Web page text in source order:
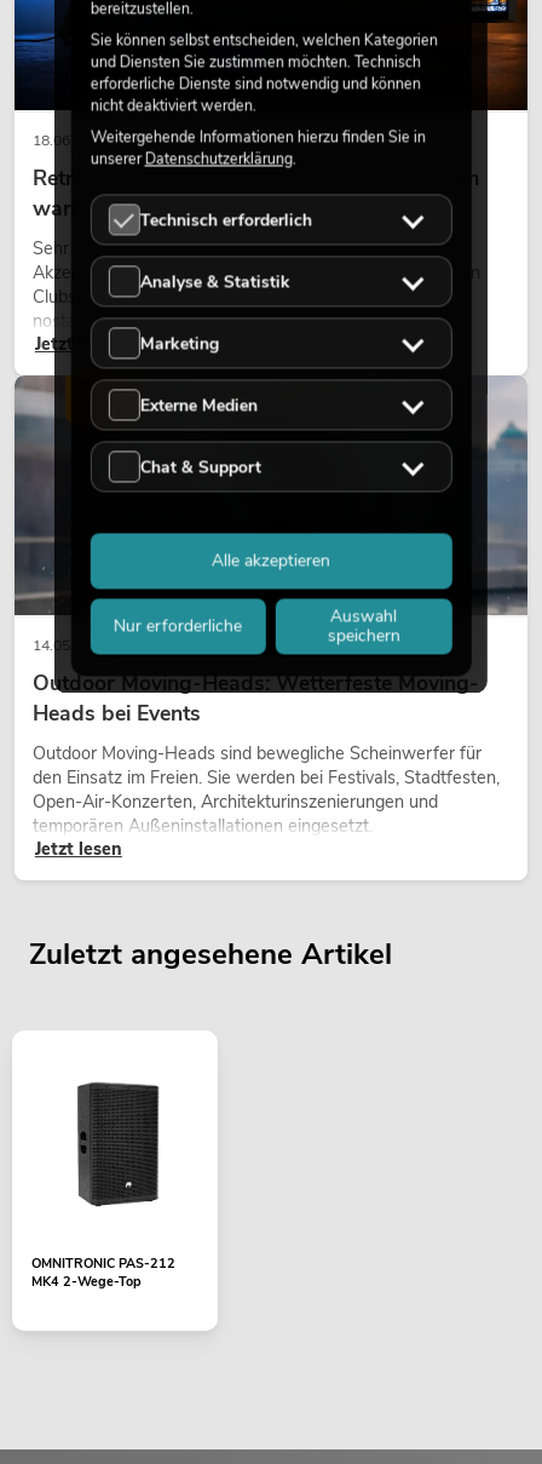
18.06.2026
Retro-Licht im modernen Lichtdesign: Warum
warmes Licht wieder wirkt
Sehr warmes Licht, sichtbare Leuchtflächen und farbige
Akzente prägen viele aktuelle Lichtdesigns auf Bühnen, in
Clubs und bei Events. Retro-Licht ist dabei kein rein
nostalgischer Effekt, sondern ein bewusst eingesetztes
Gestaltungsmittel: Es schafft Atmosphäre, gibt Szenen
Charakter und kann technische LED-Setups emotionaler
wirken lassen.
Jetzt lesen
14.05.2026
Outdoor Moving-Heads: Wetterfeste Moving-
Heads bei Events
Outdoor Moving-Heads sind bewegliche Scheinwerfer für
den Einsatz im Freien. Sie werden bei Festivals, Stadtfesten,
Open-Air-Konzerten, Architekturinszenierungen und
temporären Außeninstallationen eingesetzt.
Jetzt lesen
LICHT
Zuletzt angesehene Artikel
OMNITRONIC PAS-212
MK4 2-Wege-Top
bereitzustellen.
Sie können selbst entscheiden, welchen Kategorien
und Diensten Sie zustimmen möchten. Technisch
erforderliche Dienste sind notwendig und können
nicht deaktiviert werden.
Weitergehende Informationen hierzu finden Sie in
unsererDatenschutzerklärung.
Technisch erforderlich
Analyse & Statistik
Marketing
Externe Medien
Chat & Support
Nur erforderliche
Auswahl
speichern
Alle akzeptieren